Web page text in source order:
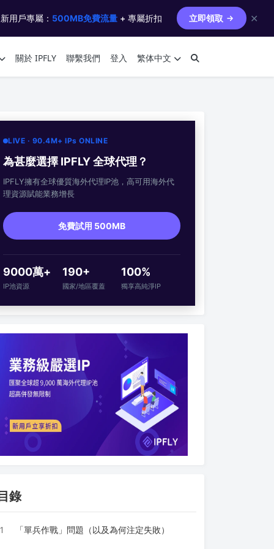
用戶專屬： 500MB免費流量 + 專屬折扣 立即領取 ✕
關於 IPFLY 聯繫我們 登入 繁体中文
LIVE · 90.4M+ IPs ONLINE
為甚麼選擇 IPFLY 全球代理？
IPFLY擁有全球優質海外代理IP池，高可用海外代
理資源賦能業務增長
免費試用 500MB
9000萬+
IP池資源
190+
國家/地區覆蓋
100%
獨享高純淨IP
錄
1 「單兵作戰」問題（以及為何注定失敗）